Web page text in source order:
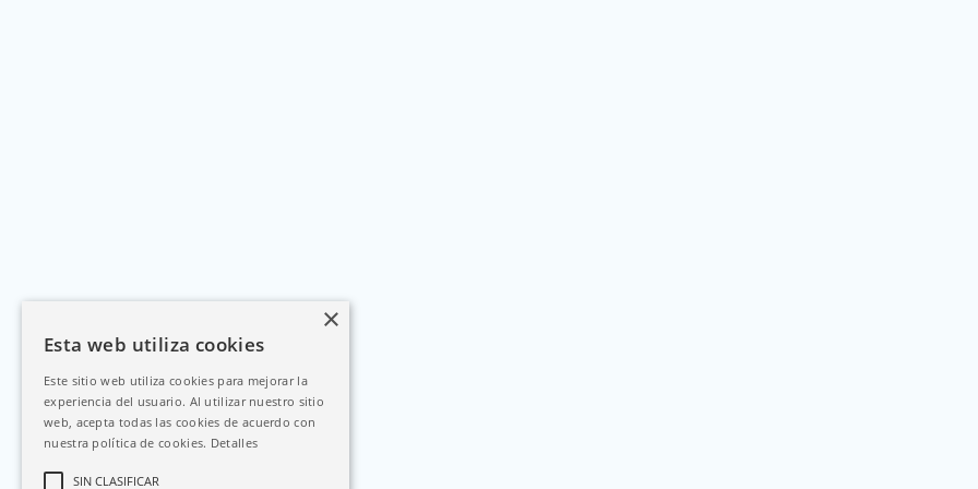
Esta web utiliza cookies
Este sitio web utiliza cookies para mejorar la
experiencia del usuario. Al utilizar nuestro sitio
web, acepta todas las cookies de acuerdo con
nuestra política de cookies. Detalles
SIN CLASIFICAR
×